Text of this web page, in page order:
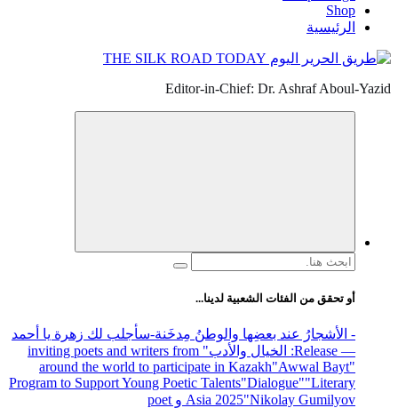
Shop
الرئيسية
Editor-in-Chief: Dr. Ashraf Aboul-Yazid
البحث
أو تحقق من الفئات الشعبية لدينا...
- الأشجارُ عند بعضِها والوطنُ مِدخَنة-سأجلب لك زهرة يا أحمد
— Release
: الخيال والأدب
" inviting poets and writers from
around the world to participate in Kazakh"Awwal Bayt"
Program to Support Young Poetic Talents"Dialogue""Literary
Asia 2025"Nikolay Gumilyov و poet